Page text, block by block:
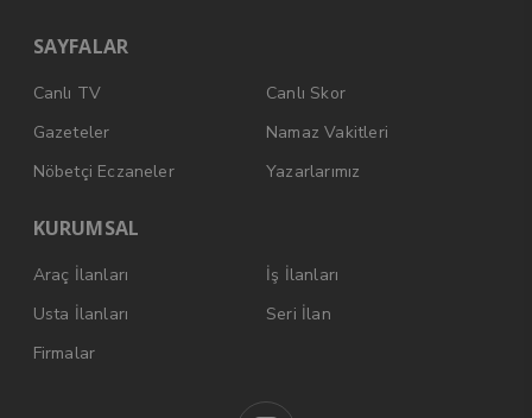
SAYFALAR
Canlı TV
Canlı Skor
Gazeteler
Namaz Vakitleri
Nöbetçi Eczaneler
Yazarlarımız
KURUMSAL
Araç İlanları
İş İlanları
Usta İlanları
Seri İlan
Firmalar